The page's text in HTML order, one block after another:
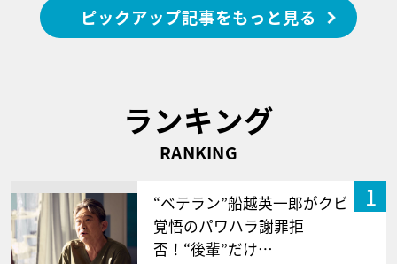
ピックアップ記事をもっと見る
ランキング
RANKING
1
“ベテラン”船越英一郎がクビ
覚悟のパワハラ謝罪拒
否！“後輩”だけ…